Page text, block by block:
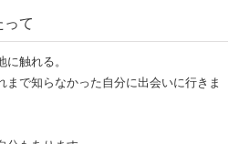
って
触れる。
で知らなかった自分に出会いに行きま